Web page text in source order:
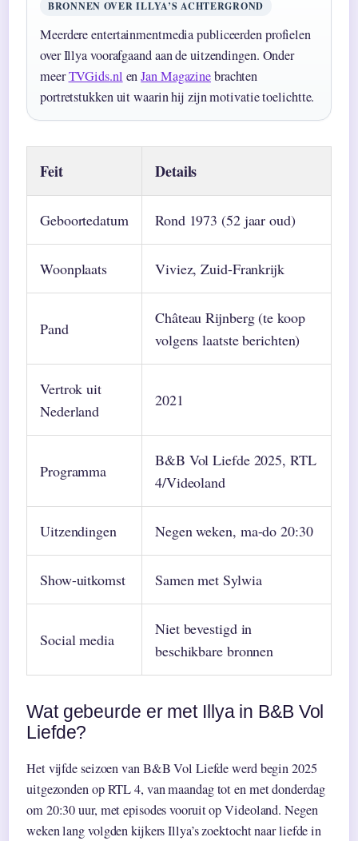
BRONNEN OVER ILLYA’S ACHTERGROND
Meerdere entertainmentmedia publiceerden profielen
over Illya voorafgaand aan de uitzendingen. Onder
meerTVGids.nl enJan Magazinebrachten
portretstukken uit waarin hij zijn motivatie toelichtte.
Feit Details
Geboortedatum Rond 1973 (52 jaar oud)
Woonplaats Viviez, Zuid-Frankrijk
Pand
Château Rijnberg (te koop
volgens laatste berichten)
Vertrok uit
Nederland
2021
Programma
B&B Vol Liefde 2025, RTL
4/Videoland
Uitzendingen Negen weken, ma-do 20:30
Show-uitkomst Samen met Sylwia
Social media
Niet bevestigd in
beschikbare bronnen
Wat gebeurde er met Illya in B&B Vol
Liefde?
Het vijfde seizoen van B&B Vol Liefde werd begin 2025
uitgezonden op RTL 4, van maandag tot en met donderdag
om 20:30 uur, met episodes vooruit op Videoland. Negen
weken lang volgden kijkers Illya’s zoektocht naar liefde in